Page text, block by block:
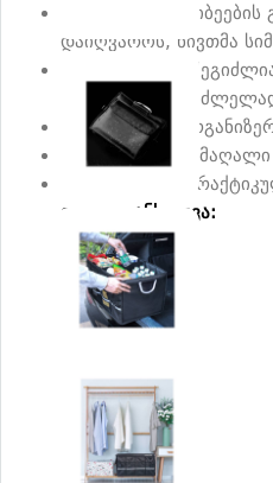
ორგანიზერის
დაიღვაროს, ნივთმა
ასევე ჩანთაში
ერთი მხრივ
ბრწყინვალე
დამზადებულია
ორგანაიზერი
ვიდეო განხილვა: